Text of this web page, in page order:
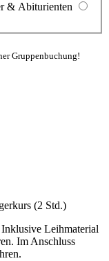
& Abiturienten
Gruppenbuchung!
(2 Std.)
Leihmaterial
Im Anschluss